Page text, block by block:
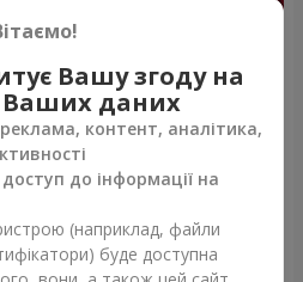
101 червона троянда
Замовити
Вашу згоду на
Ваших даних
контент, аналітика,
до інформації на
(наприклад, файли
буде доступна